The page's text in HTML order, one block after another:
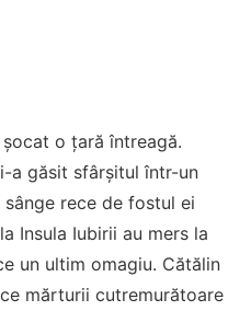
o țară întreagă.
a găsit sfârșitul într-un
rece de fostul ei
Insula Iubirii au mers la
un ultim omagiu. Cătălin
mărturii cutremurătoare